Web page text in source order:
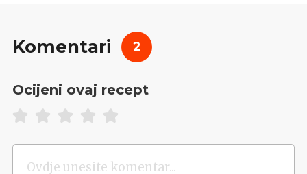
Komentari 2
Ocijeni ovaj recept